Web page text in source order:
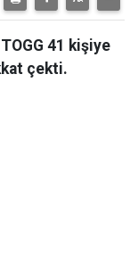
41 kişiye
çekti.